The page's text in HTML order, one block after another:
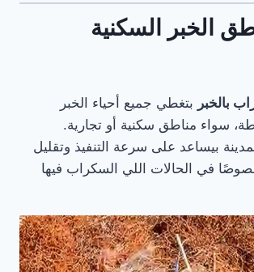
الخبر السكنية
بالخبر بتغطي جميع أحياء الخبر
سواء مناطق سكنية أو تجارية.
بيساعد على سرعة التنفيذ وتقليل
في الحالات اللي السكراب فيها